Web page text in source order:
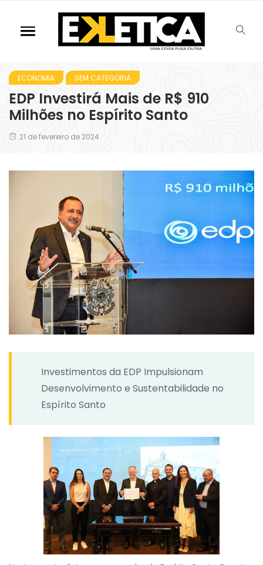
ECONOMIA SEM CATEGORIA
EDP Investirá Mais de R$ 910
Milhões no Espírito Santo
21 de fevereiro de 2024
Investimentos da EDP Impulsionam
Desenvolvimento e Sustentabilidade no
Espírito Santo